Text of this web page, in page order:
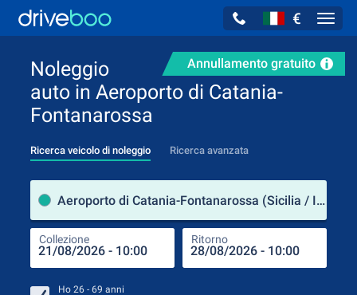
€
Annullamento gratuito
Noleggio
auto in Aeroporto di Catania-
Fontanarossa
Ricerca veicolo di noleggio Ricerca avanzata
Aeroporto di Catania-Fontanarossa (Sicilia / Italia)
Collezione Ritorno
Ho 26 - 69 anni